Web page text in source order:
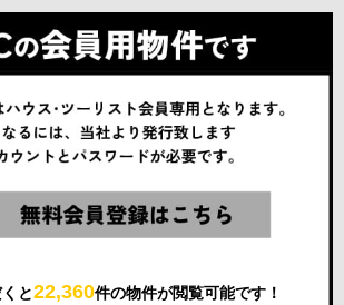
と22,360件の物件が閲覧可能です！